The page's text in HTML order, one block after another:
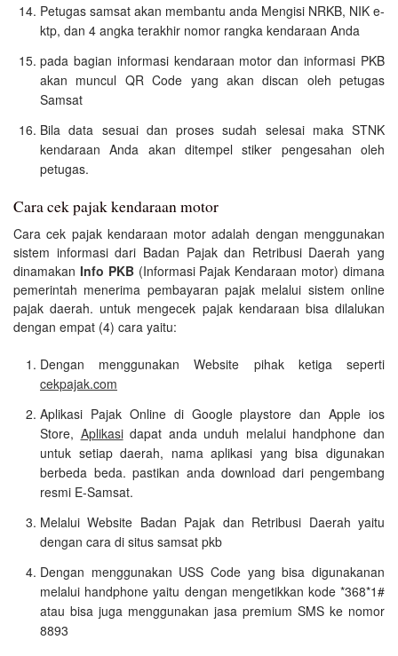
Petugas samsat akan membantu anda Mengisi NRKB, NIK e-
ktp, dan 4 angka terakhir nomor rangka kendaraan Anda
pada bagian informasi kendaraan motor dan informasi PKB
akan muncul QR Code yang akan discan oleh petugas
Samsat
Bila data sesuai dan proses sudah selesai maka STNK
kendaraan Anda akan ditempel stiker pengesahan oleh
petugas.
Cara cek pajak kendaraan motor
Cara cek pajak kendaraan motor adalah dengan menggunakan
sistem informasi dari Badan Pajak dan Retribusi Daerah yang
dinamakan Info PKB(Informasi Pajak Kendaraan motor) dimana
pemerintah menerima pembayaran pajak melalui sistem online
pajak daerah. untuk mengecek pajak kendaraan bisa dilalukan
dengan empat (4) cara yaitu:
Dengan menggunakan Website pihak ketiga seperti
cekpajak.com
Aplikasi Pajak Online di Google playstore dan Apple ios
Store, Aplikasidapat anda unduh melalui handphone dan
untuk setiap daerah, nama aplikasi yang bisa digunakan
berbeda beda. pastikan anda download dari pengembang
resmi E-Samsat.
Melalui Website Badan Pajak dan Retribusi Daerah yaitu
dengan cara di situs samsat pkb
Dengan menggunakan USS Code yang bisa digunakanan
melalui handphone yaitu dengan mengetikkan kode *368*1#
atau bisa juga menggunakan jasa premium SMS ke nomor
8893